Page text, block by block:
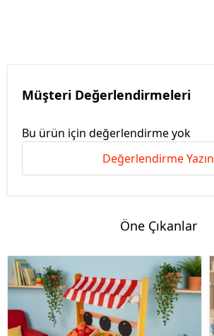
Müşteri Değerlendirmeleri
Bu ürün için değerlendirme yok
Değerlendirme Yazın
Öne Çıkanlar